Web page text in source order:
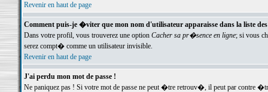
Revenir en haut de page
Comment puis-je �viter que mon nom d'utilisateur apparaisse dans la liste
Dans votre profil, vous trouverez une option Cacher sa pr�sence en ligne; si vous
serez compt� comme un utilisateur invisible.
Revenir en haut de page
J'ai perdu mon mot de passe !
Ne paniquez pas ! Si votre mot de passe ne peut �tre retrouv�, il peut par contre